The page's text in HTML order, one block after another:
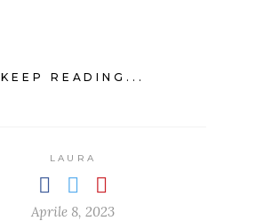
KEEP READING...
LAURA
Aprile 8, 2023